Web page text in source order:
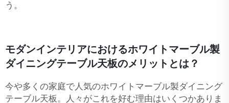
う。
モダンインテリアにおけるホワイトマーブル製
ダイニングテーブル天板のメリットとは？
今や多くの家庭で人気のホワイトマーブル製ダイニング
テーブル天板。人々がこれを好む理由はいくつかありま